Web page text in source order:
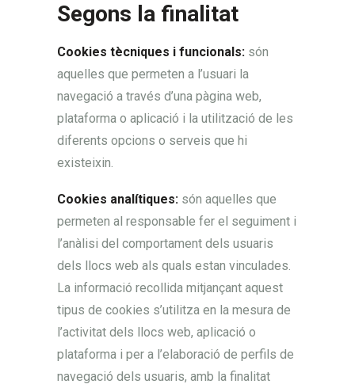
Segons la finalitat
Cookies tècniques i funcionals: són
aquelles que permeten a l’usuari la
navegació a través d’una pàgina web,
plataforma o aplicació i la utilització de les
diferents opcions o serveis que hi
existeixin.
Cookies analítiques: són aquelles que
permeten al responsable fer el seguiment i
l’anàlisi del comportament dels usuaris
dels llocs web als quals estan vinculades.
La informació recollida mitjançant aquest
tipus de cookies s’utilitza en la mesura de
l’activitat dels llocs web, aplicació o
plataforma i per a l’elaboració de perfils de
navegació dels usuaris, amb la finalitat